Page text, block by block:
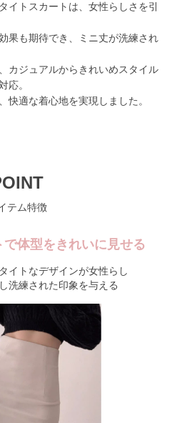
イトスカートは、女性らしさを引
果も期待でき、ミニ丈が洗練され
カジュアルからきれいめスタイル
応。
快適な着心地を実現しました。
テム特徴
体型をきれいに見せる
イトなデザインが女性らし
洗練された印象を与える